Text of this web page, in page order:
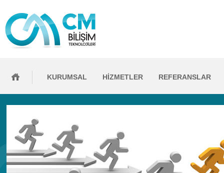
KURUMSAL HİZMETLER REFERANSLAR